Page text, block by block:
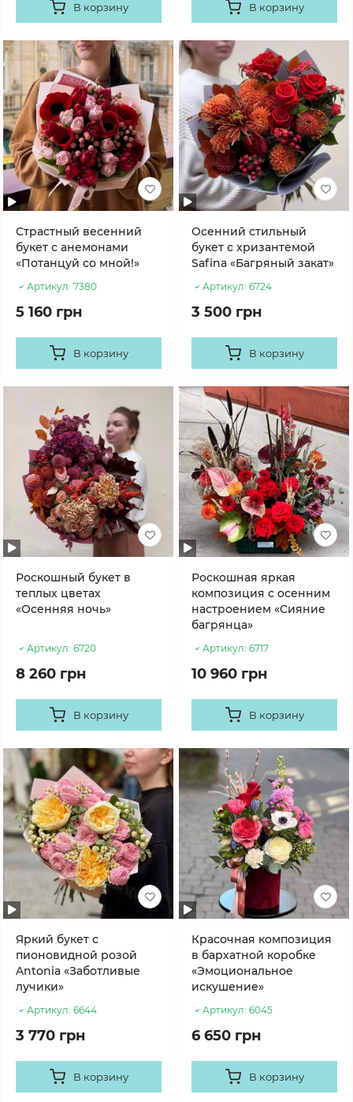
В корзину В корзину
Страстный весенний
букет с анемонами
«Потанцуй со мной!»
Артикул: 7380
5 160 грн
В корзину
Осенний стильный
букет с хризантемой
Safina «Багряный закат»
Артикул: 6724
3 500 грн
В корзину
Роскошный букет в
теплых цветах
«Осенняя ночь»
Артикул: 6720
8 260 грн
В корзину
Роскошная яркая
композиция с осенним
настроением «Сияние
багрянца»
Артикул: 6717
10 960 грн
В корзину
Яркий букет с
пионовидной розой
Antonia «Заботливые
лучики»
Артикул: 6644
3 770 грн
В корзину
Красочная композиция
в бархатной коробке
«Эмоциональное
искушение»
Артикул: 6045
6 650 грн
В корзину